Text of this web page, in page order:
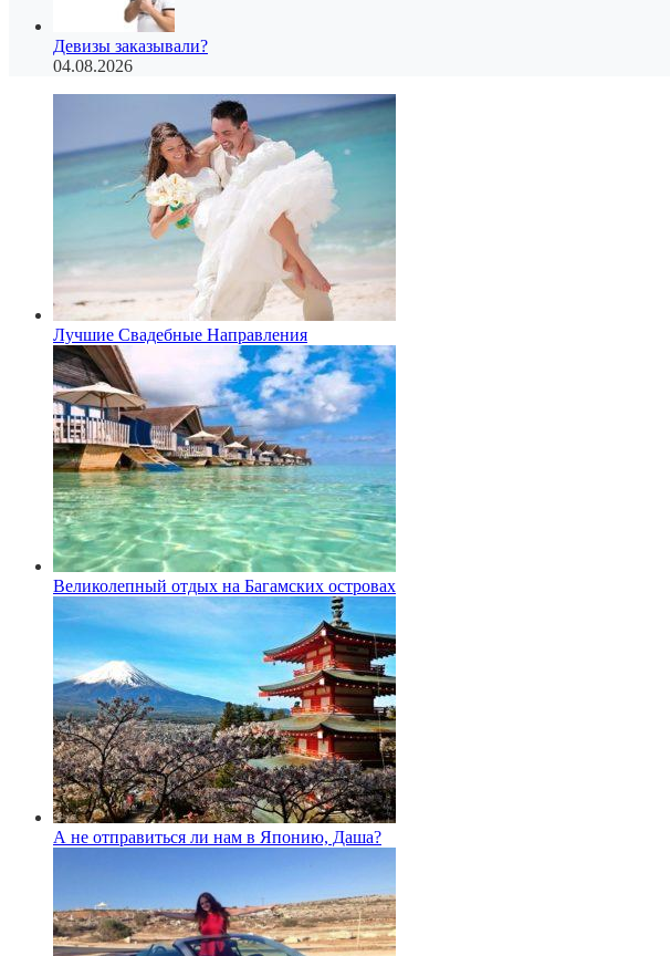
Девизы заказывали?
04.08.2026
Лучшие Свадебные Направления
Великолепный отдых на Багамских островах
А не отправиться ли нам в Японию, Даша?